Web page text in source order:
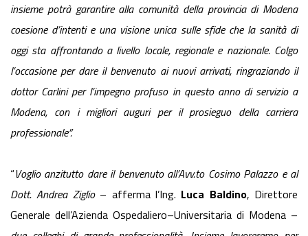
insieme potrà garantire alla comunità della provincia di Modena
coesione d’intenti e una visione unica sulle sfide che la sanità di
oggi sta affrontando a livello locale, regionale e nazionale. Colgo
l’occasione per dare il benvenuto ai nuovi arrivati, ringraziando il
dottor Carlini per l’impegno profuso in questo anno di servizio a
Modena, con i migliori auguri per il prosieguo della carriera
professionale”.
“Voglio anzitutto dare il benvenuto all’Avv.to Cosimo Palazzo e al
Dott. Andrea Ziglio– afferma l’Ing. Luca Baldino, Direttore
Generale dell’Azienda Ospedaliero–Universitaria di Modena –